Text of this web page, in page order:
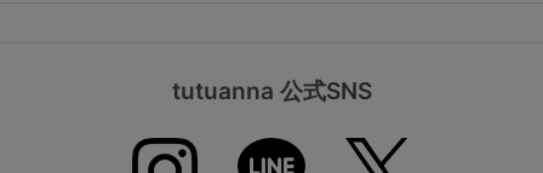
tutuanna 公式SNS